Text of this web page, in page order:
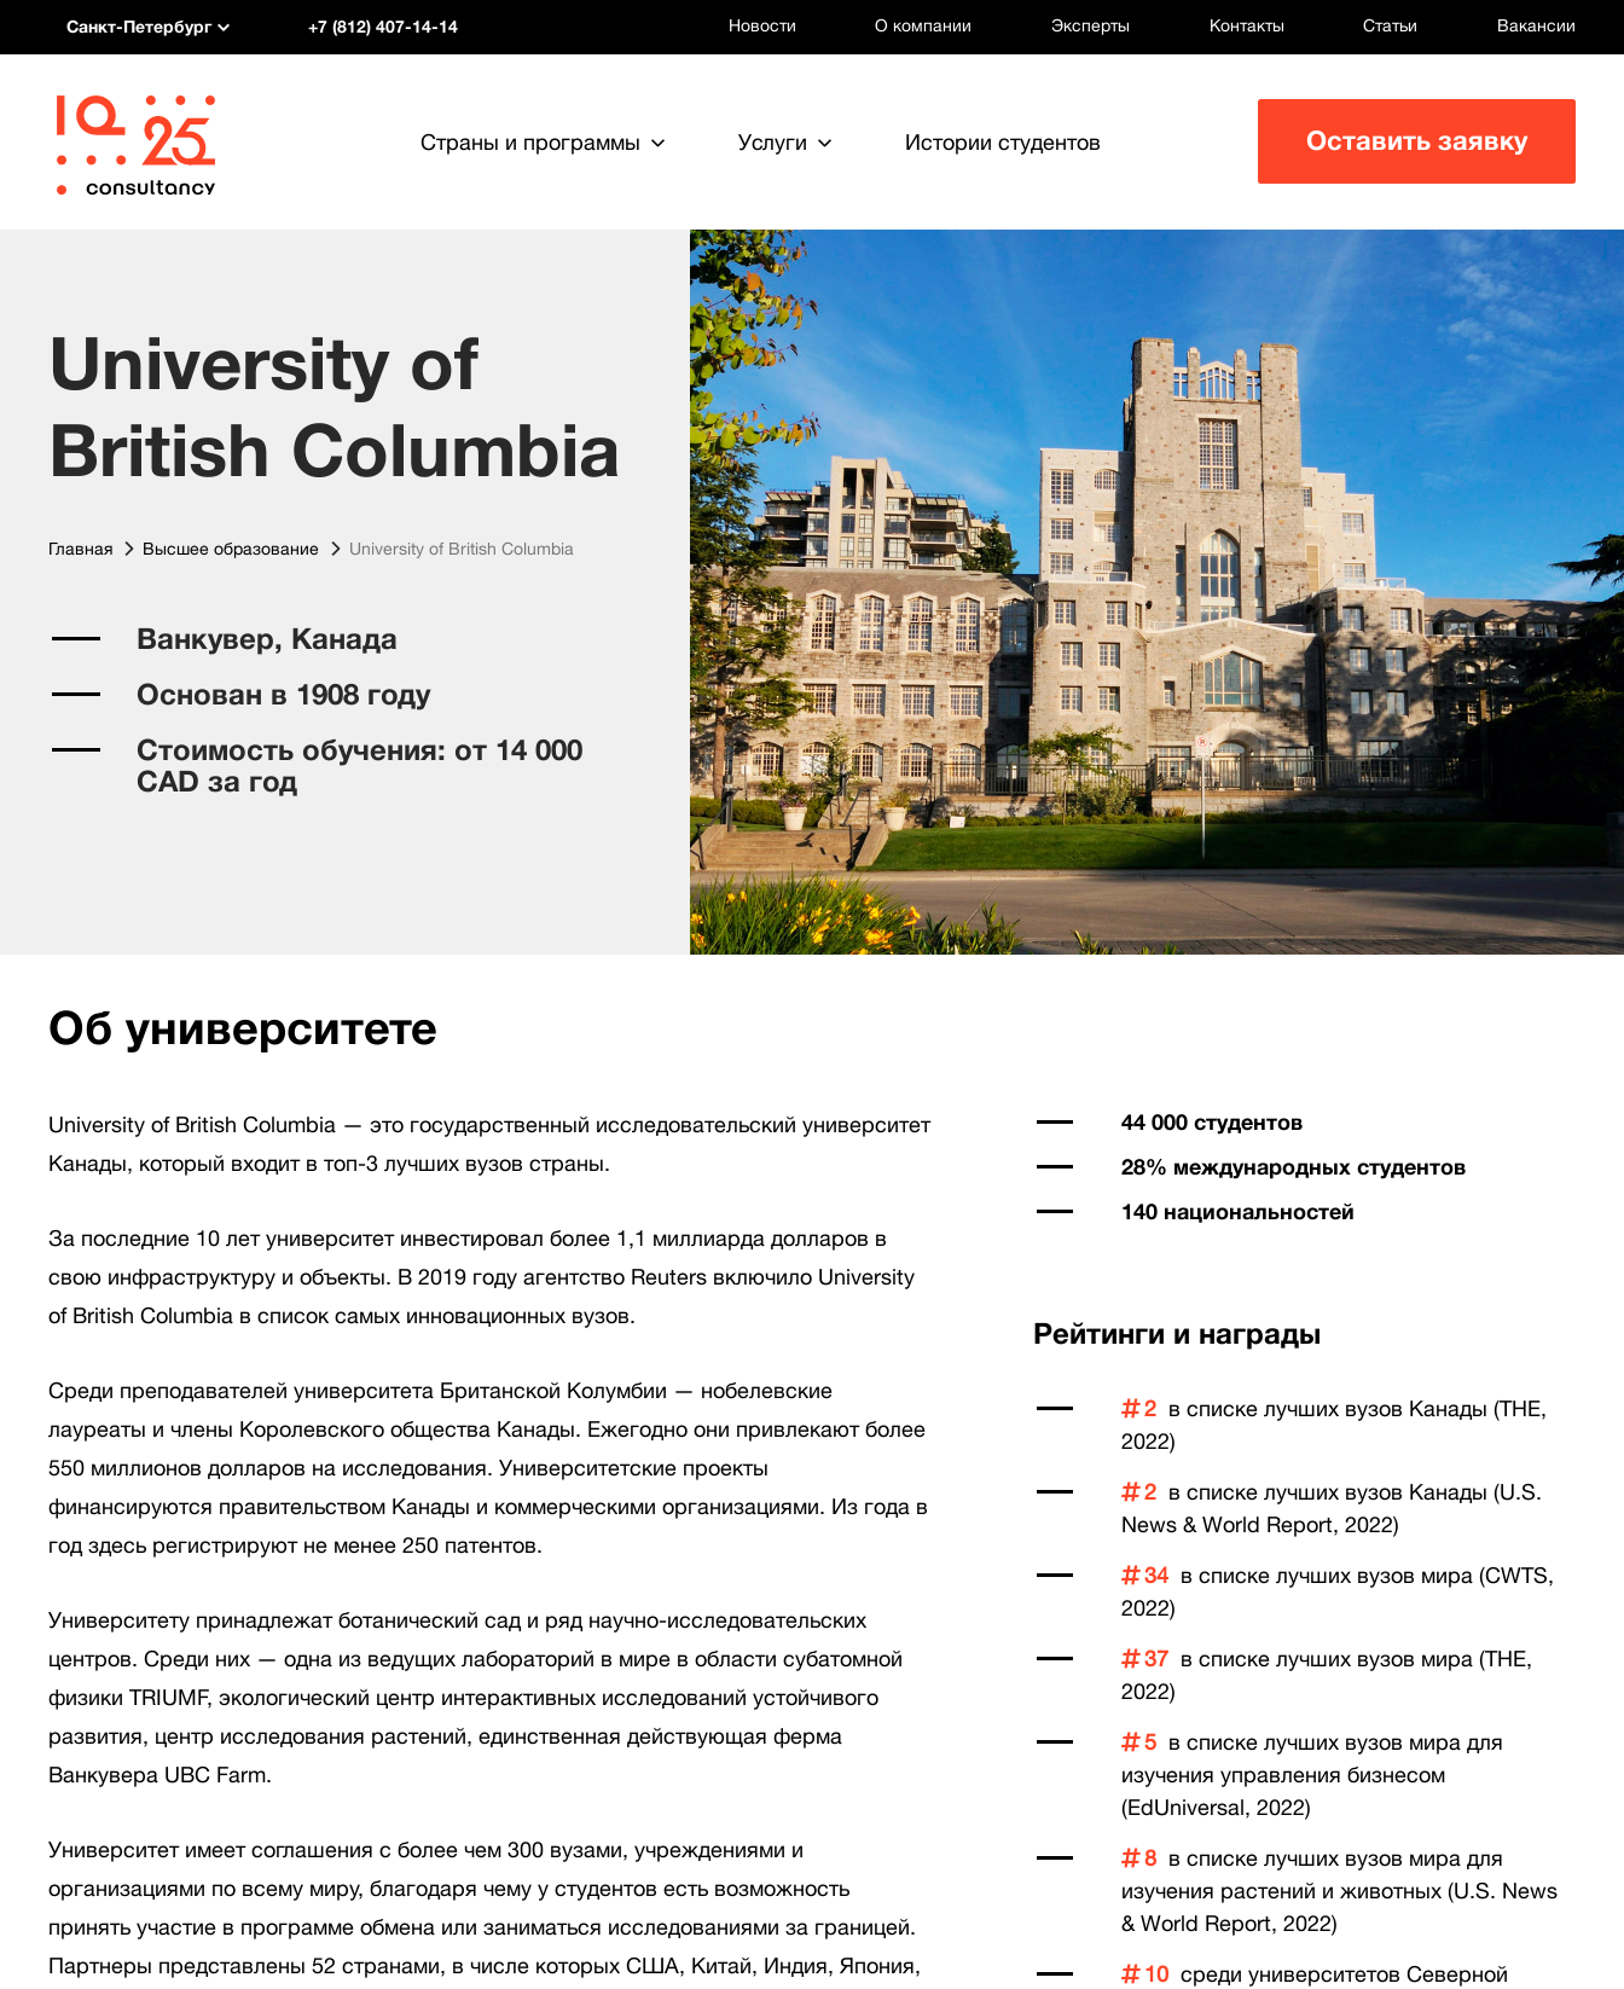
Санкт-Петербург +7 (812) 407-14-14 Новости О компании Эксперты Контакты Статьи Вакансии
Страны и программы Услуги Истории студентов Оставить заявку
University of
British Columbia
Главная Высшее образование University of British Columbia
Ванкувер, Канада
Основан в 1908 году
Стоимость обучения: от 14 000
CAD за год
Об университете
University of British Columbia — это государственный исследовательский университет
Канады, который входит в топ-3 лучших вузов страны.
За последние 10 лет университет инвестировал более 1,1 миллиарда долларов в
свою инфраструктуру и объекты. В 2019 году агентство Reuters включило University
of British Columbia в список самых инновационных вузов.
Среди преподавателей университета Британской Колумбии — нобелевские
лауреаты и члены Королевского общества Канады. Ежегодно они привлекают более
550 миллионов долларов на исследования. Университетские проекты
финансируются правительством Канады и коммерческими организациями. Из года в
год здесь регистрируют не менее 250 патентов.
Университету принадлежат ботанический сад и ряд научно-исследовательских
центров. Среди них — одна из ведущих лабораторий в мире в области субатомной
физики TRIUMF, экологический центр интерактивных исследований устойчивого
развития, центр исследования растений, единственная действующая ферма
Ванкувера UBC Farm.
Университет имеет соглашения с более чем 300 вузами, учреждениями и
организациями по всему миру, благодаря чему у студентов есть возможность
принять участие в программе обмена или заниматься исследованиями за границей.
Партнеры представлены 52 странами, в числе которых США, Китай, Индия, Япония,
44 000 студентов
28% международных студентов
140 национальностей
Рейтинги и награды
2 в списке лучших вузов Канады (THE,
2022)
2 в списке лучших вузов Канады (U.S.
News & World Report, 2022)
34 в списке лучших вузов мира (CWTS,
2022)
37 в списке лучших вузов мира (THE,
2022)
5 в списке лучших вузов мира для
изучения управления бизнесом
(EdUniversal, 2022)
8 в списке лучших вузов мира для
изучения растений и животных (U.S. News
& World Report, 2022)
10 среди университетов Северной